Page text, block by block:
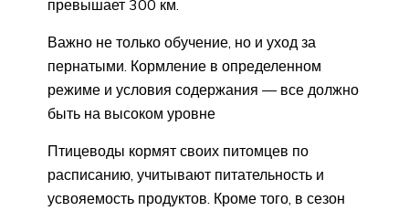
превышает 300 км.
Важно не только обучение, но и уход за
пернатыми. Кормление в определенном
режиме и условия содержания — все должно
быть на высоком уровне
Птицеводы кормят своих питомцев по
расписанию, учитывают питательность и
усвояемость продуктов. Кроме того, в сезон